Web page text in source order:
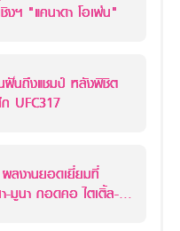
งฯ "แคนาดา โอเพ่น"
ฝันถึงแชมป์ หลังพิชิต
UFC317
ลงานยอดเยี่ยมที่